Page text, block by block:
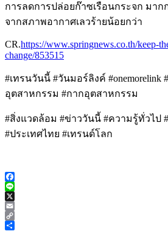
การลดการปล่อยก๊าซเรือนกระจก มาก
จากสภาพอากาศเลวร้ายน้อยกว่า
CR.https://www.springnews.co.th/keep-
change/853515
#เทรนวันนี้ #วันมอร์ลิงค์ #onemorelink
อุตสาหกรรม #กากอุตสาหกรรม
#สิ่งแวดล้อม #ข่าววันนี้ #ความรู้ทั่วไป
#ประเทศไทย #เทรนด์โลก
Facebook
Line
X
Email
Copy